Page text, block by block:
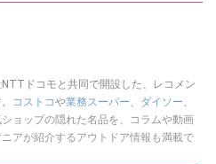
ドコモと共同で開設した、レコメン
コストコや業務スーパー、 ダイソー、
ョップの隠れた名品を、コラムや動画
アが紹介するアウトドア情報も満載で